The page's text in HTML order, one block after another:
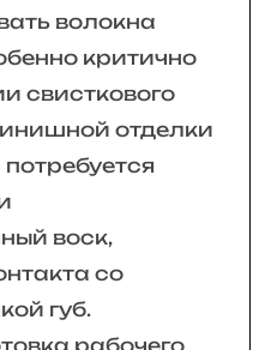
волокна
критично
свисткового
отделки
воск,
со
губ.